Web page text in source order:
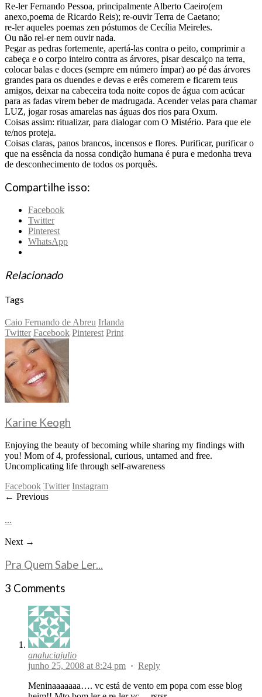
Re-ler Fernando Pessoa, principalmente Alberto Caeiro(em
anexo,poema de Ricardo Reis); re-ouvir Terra de Caetano;
re-ler aqueles poemas zen póstumos de Cecília Meireles.
Ou não rel-er nem ouvir nada.
Pegar as pedras fortemente, apertá-las contra o peito, comprimir a
cabeça e o corpo inteiro contra as árvores, pisar descalço na terra,
colocar balas e doces (sempre em número ímpar) ao pé das árvores
grandes para os duendes e devas e erês comerem e ficarem teus
amigos, deixar na cabeceira toda noite copos de água com acúcar
para as fadas virem beber de madrugada. Acender velas para chamar
LUZ, jogar rosas amarelas nas águas dos rios para Oxum.
Coisas assim: ritualizar, para dialogar com O Mistério. Para que ele
te/nos proteja.
Coisas claras, panos brancos, incensos e flores. Purificar, purificar o
que na essência da nossa condição humana é pura e medonha treva
de desconhecimento de todos os porquês.
Compartilhe isso:
Facebook
Twitter
Pinterest
WhatsApp
Relacionado
Tags
Caio Fernando de Abreu Irlanda
Twitter Facebook Pinterest Print
Karine Keogh
Enjoying the beauty of becoming while sharing my findings with
you! Mom of 4, professional, curious, untamed and free.
Uncomplicating life through self-awareness
Facebook Twitter Instagram
← Previous
...
Next →
Pra Quem Sabe Ler...
3 Comments
analuciajulio
junho 25, 2008 at 8:24 pm · Reply
Meninaaaaaaa…. vc está de vento em popa com esse blog